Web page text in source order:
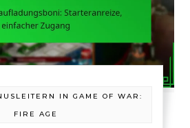
IN GAME OF WAR:
FIRE AGE